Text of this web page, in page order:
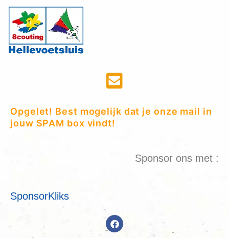
Opgelet! Best mogelijk dat je onze mail in
jouw SPAM box vindt!
Sponsor ons met :
SponsorKliks